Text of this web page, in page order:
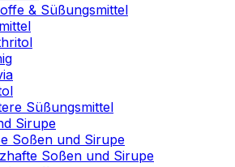
& Süßungsmittel
Süßungsmittel
Sirupe
Soßen und Sirupe
Soßen und Sirupe